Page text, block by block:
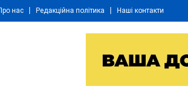
нас Редакційна політика Наші контакти